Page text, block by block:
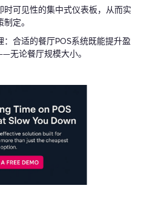
可见性的集中式仪表板，从而实
定。
合适的餐厅POS系统既能提升盈
无论餐厅规模大小。